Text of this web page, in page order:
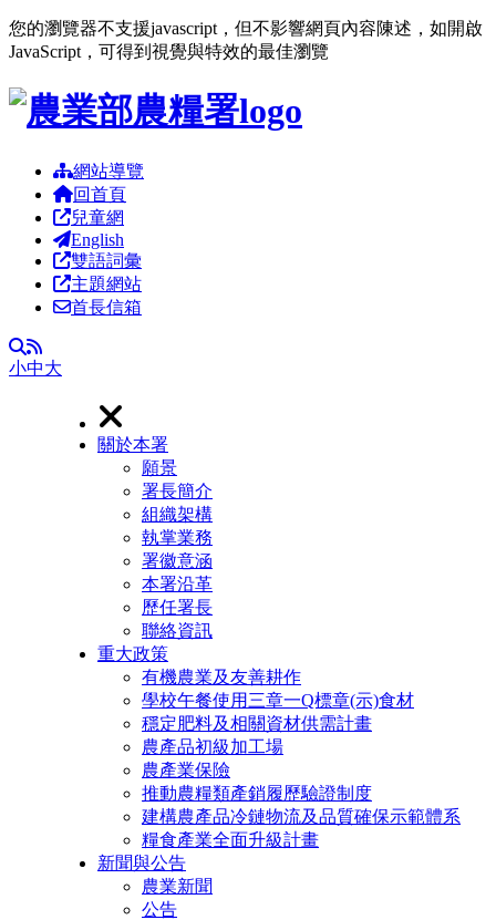
您的瀏覽器不支援javascript，但不影響網頁內容陳述，如開啟
JavaScript，可得到視覺與特效的最佳瀏覽
跳到主要內容區塊
網站導覽
回首頁
兒童網
English
雙語詞彙
主題網站
首長信箱
全文檢索
RSS
小中大
關於本署
願景
署長簡介
組織架構
執掌業務
署徽意涵
本署沿革
歷任署長
聯絡資訊
重大政策
有機農業及友善耕作
學校午餐使用三章一Q標章(示)食材
穩定肥料及相關資材供需計畫
農產品初級加工場
農產業保險
推動農糧類產銷履歷驗證制度
建構農產品冷鏈物流及品質確保示範體系
糧食產業全面升級計畫
新聞與公告
農業新聞
公告